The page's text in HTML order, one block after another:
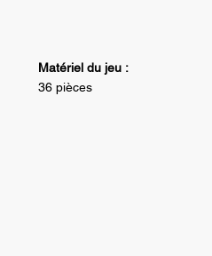
Matériel du jeu :
36 pièces